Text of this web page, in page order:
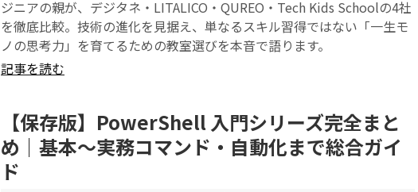
ジニアの親が、デジタネ・LITALICO・QUREO・Tech Kids Schoolの4社
を徹底比較。技術の進化を見据え、単なるスキル習得ではない「一生モ
ノの思考力」を育てるための教室選びを本音で語ります。
記事を読む
【保存版】PowerShell 入門シリーズ完全まと
め｜基本〜実務コマンド・自動化まで総合ガイ
ド